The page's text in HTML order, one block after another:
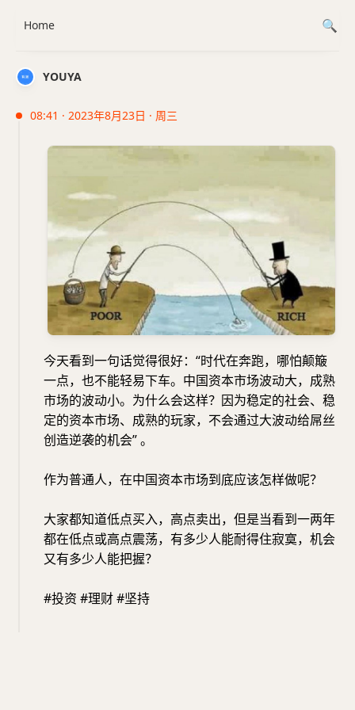
YOUYA
08:41 · 2023年8月23日 · 周三
今天看到一句话觉得很好：“时代在奔跑，哪怕颠簸
一点，也不能轻易下车。中国资本市场波动大，成熟
市场的波动小。为什么会这样？因为稳定的社会、稳
定的资本市场、成熟的玩家，不会通过大波动给屌丝
创造逆袭的机会” 。
作为普通人，在中国资本市场到底应该怎样做呢？
大家都知道低点买入，高点卖出，但是当看到一两年
都在低点或高点震荡，有多少人能耐得住寂寞，机会
又有多少人能把握？
#投资 #理财 #坚持
Home